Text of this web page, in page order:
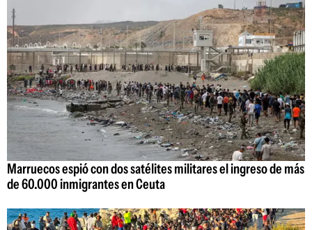
Marruecos espió con dos satélites militares el ingreso de más
de 60.000 inmigrantes en Ceuta